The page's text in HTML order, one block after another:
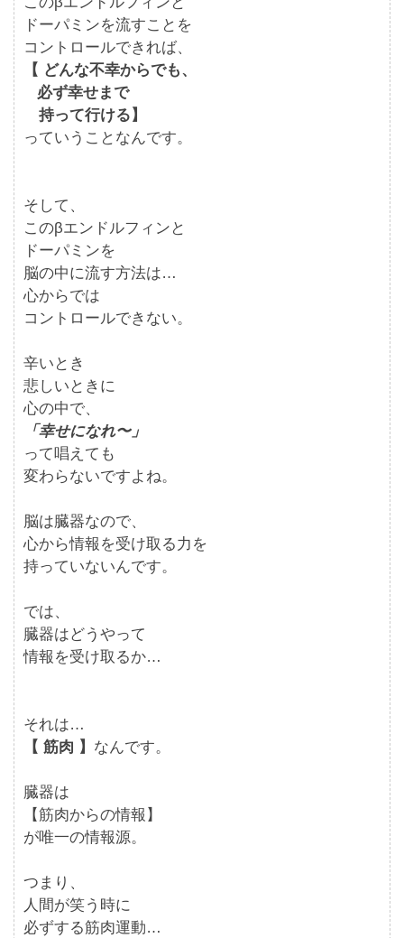
ドーパミンを流すことを
コントロールできれば、
【 どんな不幸からでも、
必ず幸せまで
持って行ける】
っていうことなんです。
そして、
このβエンドルフィンと
ドーパミンを
脳の中に流す方法は…
心からでは
コントロールできない。
辛いとき
悲しいときに
心の中で、
「幸せになれ〜」
って唱えても
変わらないですよね。
脳は臓器なので、
心から情報を受け取る力を
持っていないんです。
では、
臓器はどうやって
情報を受け取るか…
それは…
【 筋肉 】 なんです。
臓器は
【筋肉からの情報】
が唯一の情報源。
つまり、
人間が笑う時に
必ずする筋肉運動…